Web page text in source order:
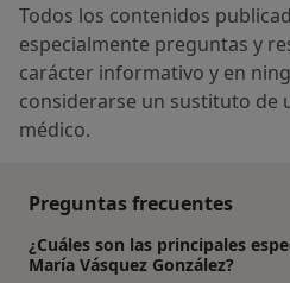
Todos los contenidos
especialmente preguntas y
carácter informativo y en
considerarse un sustituto de
médico.
Preguntas frecuentes
¿Cuáles son las principales
María Vásquez González?